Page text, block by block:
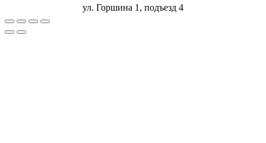
ул. Горшина 1, подъезд 4